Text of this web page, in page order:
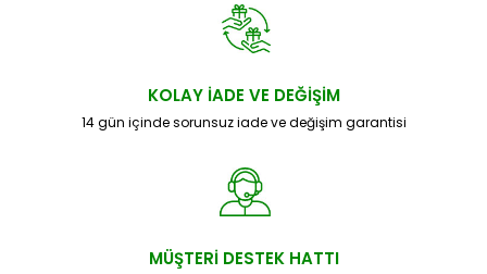
KOLAY İADE VE DEĞİŞİM
14 gün içinde sorunsuz iade ve değişim garantisi
MÜŞTERİ DESTEK HATTI